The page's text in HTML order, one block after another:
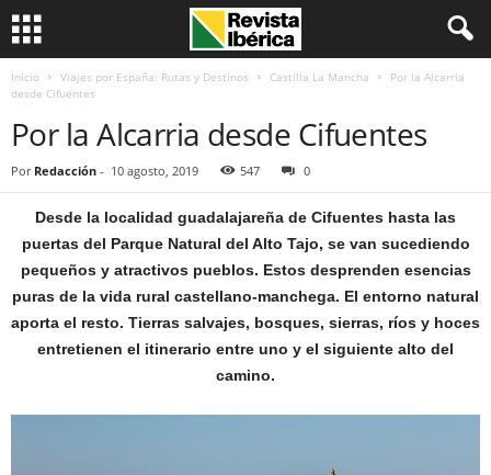
Inicio Viajes por España: Rutas y Destinos Castilla La Mancha
Por la Alcarria
desde Cifuentes
Por la Alcarria desde Cifuentes
Por Redacción - 10 agosto, 2019 547 0
Desde la localidad guadalajareña de Cifuentes hasta las
puertas del Parque Natural del Alto Tajo, se van sucediendo
pequeños y atractivos pueblos. Estos desprenden esencias
puras de la vida rural castellano-manchega. El entorno natural
aporta el resto. Tierras salvajes, bosques, sierras, ríos y hoces
entretienen el itinerario entre uno y el siguiente alto del
camino.